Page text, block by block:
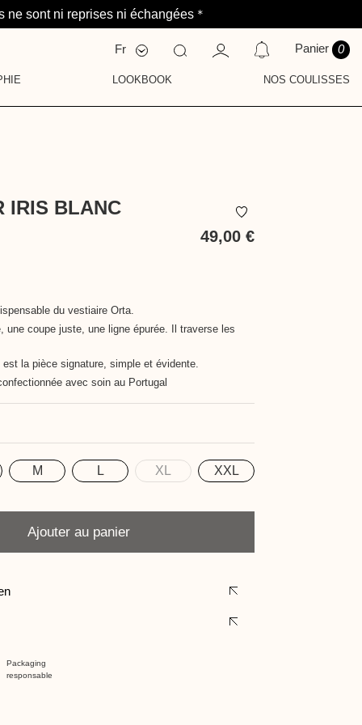
sont ni reprises ni échangées *
Fr
En
Panier 0
LOOKBOOK NOS COULISSES
IRIS BLANC
49,00 €
M L XL XXL
Ajouter au panier
du vestiaire Orta.
une coupe juste, une ligne épurée. Il traverse les
la pièce signature, simple et évidente.
avec soin au Portugal
Packaging
responsable